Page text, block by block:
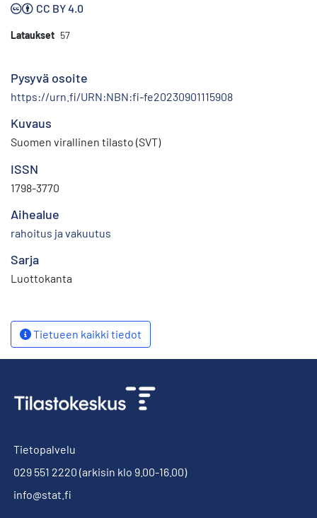
CC BY 4.0
Lataukset 57
Pysyvä osoite
https://urn.fi/URN:NBN:fi-fe20230901115908
Kuvaus
Suomen virallinen tilasto (SVT)
ISSN
1798-3770
Aihealue
rahoitus ja vakuutus
Sarja
Luottokanta
Tietueen kaikki tiedot
Tietopalvelu
029 551 2220 (arkisin klo 9.00-16.00)
info@stat.fi